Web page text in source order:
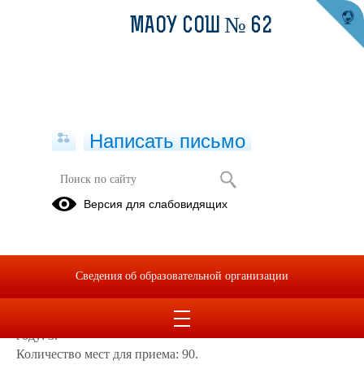
Приём в 10 класс
ВНИМАНИЕ!
Планируемое количество 10-х классов в 2026/2027 учебном
году: 3.
Количество мест для приема: 90.
МАОУ СОШ № 62
Написать письмо
Версия для слабовидящих
Сведения об образовательной организации